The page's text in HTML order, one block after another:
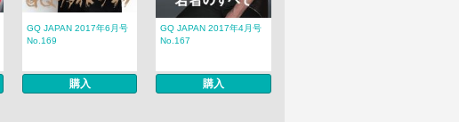
GQ JAPAN 2017年6月号
No.169
購入
GQ JAPAN 2017年4月号
No.167
購入